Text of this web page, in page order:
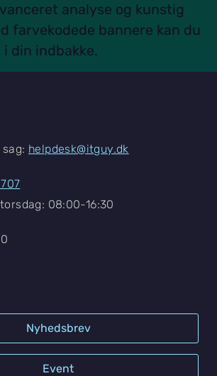
analyse og kunstig
farvekodede bannere kan du
din indbakke.
helpdesk@itguy.dk
08:00-16:30
Nyhedsbrev
Event